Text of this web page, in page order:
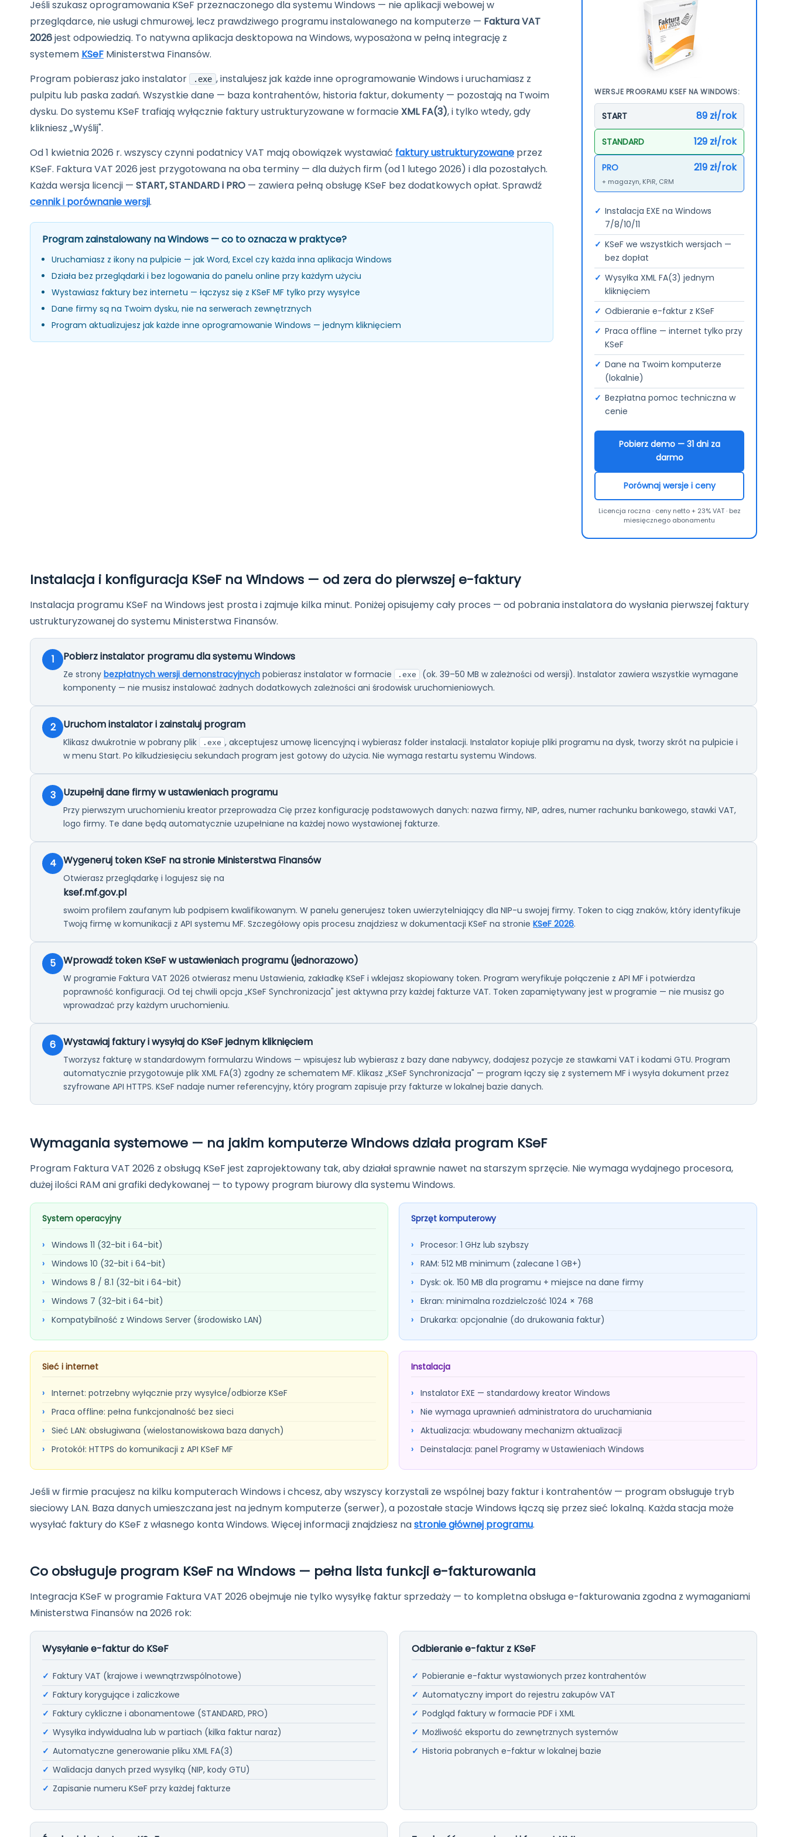
Polski English
Jeśli szukasz oprogramowania KSeF przeznaczonego dla systemu Windows — nie aplikacji webowej w
przeglądarce, nie usługi chmurowej, lecz prawdziwego programu instalowanego na komputerze — Faktura VAT
2026jest odpowiedzią. To natywna aplikacja desktopowa na Windows, wyposażona w pełną integrację z
systemem KSeF Ministerstwa Finansów.
Program pobierasz jako instalator
.exe , instalujesz jak każde inne oprogramowanie Windows i uruchamiasz z
pulpitu lub paska zadań. Wszystkie dane — baza kontrahentów, historia faktur, dokumenty — pozostają na Twoim
dysku. Do systemu KSeF trafiają wyłącznie faktury ustrukturyzowane w formacieXML FA(3), i tylko wtedy, gdy
klikniesz „Wyślij".
Od 1 kwietnia 2026 r. wszyscy czynni podatnicy VAT mają obowiązek wystawiać faktury ustrukturyzowane przez
KSeF. Faktura VAT 2026 jest przygotowana na oba terminy — dla dużych firm (od 1 lutego 2026) i dla pozostałych.
Każda wersja licencji — START, STANDARD i PRO — zawiera pełną obsługę KSeF bez dodatkowych opłat. Sprawdź
cennik i porównanie wersji.
Program zainstalowany na Windows — co to oznacza w praktyce?
Uruchamiasz z ikony na pulpicie — jak Word, Excel czy każda inna aplikacja Windows
Działa bez przeglądarki i bez logowania do panelu online przy każdym użyciu
Wystawiasz faktury bez internetu — łączysz się z KSeF MF tylko przy wysyłce
Dane firmy są na Twoim dysku, nie na serwerach zewnętrznych
Program aktualizujesz jak każde inne oprogramowanie Windows — jednym kliknięciem
WERSJE PROGRAMU KSEF NA WINDOWS:
START 89 zł/rok
STANDARD 129 zł/rok
PRO 219 zł/rok
+ magazyn, KPiR, CRM
Instalacja EXE na Windows
7/8/10/11
KSeF we wszystkich wersjach —
bez dopłat
Wysyłka XML FA(3) jednym
kliknięciem
Odbieranie e-faktur z KSeF
Praca offline — internet tylko przy
KSeF
Dane na Twoim komputerze
(lokalnie)
Bezpłatna pomoc techniczna w
cenie
Pobierz demo — 31 dni za
darmo
Porównaj wersje i ceny
Licencja roczna · ceny netto + 23% VAT · bez
miesięcznego abonamentu
Instalacja i konfiguracja KSeF na Windows — od zera do pierwszej e-faktury
Instalacja programu KSeF na Windows jest prosta i zajmuje kilka minut. Poniżej opisujemy cały proces — od pobrania instalatora do wysłania pierwszej faktury
ustrukturyzowanej do systemu Ministerstwa Finansów.
1 Pobierz instalator programu dla systemu Windows
Ze strony bezpłatnych wersji demonstracyjnych pobierasz instalator w formacie .exe
(ok. 39–50 MB w zależności od wersji). Instalator zawiera wszystkie wymagane
komponenty — nie musisz instalować żadnych dodatkowych zależności ani środowisk uruchomieniowych.
2 Uruchom instalator i zainstaluj program
Klikasz dwukrotnie w pobrany plik .exe , akceptujesz umowę licencyjną i wybierasz folder instalacji. Instalator kopiuje pliki programu na dysk, tworzy skrót na pulpicie i
w menu Start. Po kilkudziesięciu sekundach program jest gotowy do użycia. Nie wymaga restartu systemu Windows.
3 Uzupełnij dane firmy w ustawieniach programu
Przy pierwszym uruchomieniu kreator przeprowadza Cię przez konfigurację podstawowych danych: nazwa firmy, NIP, adres, numer rachunku bankowego, stawki VAT,
logo firmy. Te dane będą automatycznie uzupełniane na każdej nowo wystawionej fakturze.
4 Wygeneruj token KSeF na stronie Ministerstwa Finansów
Otwierasz przeglądarkę i logujesz się na
ksef.mf.gov.pl
swoim profilem zaufanym lub podpisem kwalifikowanym. W panelu generujesz token uwierzytelniający dla NIP-u swojej firmy. Token to ciąg znaków, który identyfikuje
Twoją firmę w komunikacji z API systemu MF. Szczegółowy opis procesu znajdziesz w dokumentacji KSeF na stronie KSeF 2026.
5 Wprowadź token KSeF w ustawieniach programu (jednorazowo)
W programie Faktura VAT 2026 otwierasz menu Ustawienia, zakładkę KSeF i wklejasz skopiowany token. Program weryfikuje połączenie z API MF i potwierdza
poprawność konfiguracji. Od tej chwili opcja „KSeF Synchronizacja" jest aktywna przy każdej fakturze VAT. Token zapamiętywany jest w programie — nie musisz go
wprowadzać przy każdym uruchomieniu.
6 Wystawiaj faktury i wysyłaj do KSeF jednym kliknięciem
Tworzysz fakturę w standardowym formularzu Windows — wpisujesz lub wybierasz z bazy dane nabywcy, dodajesz pozycje ze stawkami VAT i kodami GTU. Program
automatycznie przygotowuje plik XML FA(3) zgodny ze schematem MF. Klikasz „KSeF Synchronizacja" — program łączy się z systemem MF i wysyła dokument przez
szyfrowane API HTTPS. KSeF nadaje numer referencyjny, który program zapisuje przy fakturze w lokalnej bazie danych.
Wymagania systemowe — na jakim komputerze Windows działa program KSeF
Program Faktura VAT 2026 z obsługą KSeF jest zaprojektowany tak, aby działał sprawnie nawet na starszym sprzęcie. Nie wymaga wydajnego procesora,
dużej ilości RAM ani grafiki dedykowanej — to typowy program biurowy dla systemu Windows.
System operacyjny
Windows 11 (32-bit i 64-bit)
Windows 10 (32-bit i 64-bit)
Windows 8 / 8.1 (32-bit i 64-bit)
Windows 7 (32-bit i 64-bit)
Kompatybilność z Windows Server (środowisko LAN)
Sprzęt komputerowy
Procesor: 1 GHz lub szybszy
RAM: 512 MB minimum (zalecane 1 GB+)
Dysk: ok. 150 MB dla programu + miejsce na dane firmy
Ekran: minimalna rozdzielczość 1024 × 768
Drukarka: opcjonalnie (do drukowania faktur)
Sieć i internet
Internet: potrzebny wyłącznie przy wysyłce/odbiorze KSeF
Praca offline: pełna funkcjonalność bez sieci
Sieć LAN: obsługiwana (wielostanowiskowa baza danych)
Protokół: HTTPS do komunikacji z API KSeF MF
Instalacja
Instalator EXE — standardowy kreator Windows
Nie wymaga uprawnień administratora do uruchamiania
Aktualizacja: wbudowany mechanizm aktualizacji
Deinstalacja: panel Programy w Ustawieniach Windows
Jeśli w firmie pracujesz na kilku komputerach Windows i chcesz, aby wszyscy korzystali ze wspólnej bazy faktur i kontrahentów — program obsługuje tryb
sieciowy LAN. Baza danych umieszczana jest na jednym komputerze (serwer), a pozostałe stacje Windows łączą się przez sieć lokalną. Każda stacja może
wysyłać faktury do KSeF z własnego konta Windows. Więcej informacji znajdziesz nastronie głównej programu.
Co obsługuje program KSeF na Windows — pełna lista funkcji e-fakturowania
Integracja KSeF w programie Faktura VAT 2026 obejmuje nie tylko wysyłkę faktur sprzedaży — to kompletna obsługa e-fakturowania zgodna z wymaganiami
Ministerstwa Finansów na 2026 rok:
Wysyłanie e-faktur do KSeF
Faktury VAT (krajowe i wewnątrzwspólnotowe)
Faktury korygujące i zaliczkowe
Faktury cykliczne i abonamentowe (STANDARD, PRO)
Wysyłka indywidualna lub w partiach (kilka faktur naraz)
Automatyczne generowanie pliku XML FA(3)
Walidacja danych przed wysyłką (NIP, kody GTU)
Zapisanie numeru KSeF przy każdej fakturze
Odbieranie e-faktur z KSeF
Pobieranie e-faktur wystawionych przez kontrahentów
Automatyczny import do rejestru zakupów VAT
Podgląd faktury w formacie PDF i XML
Możliwość eksportu do zewnętrznych systemów
Historia pobranych e-faktur w lokalnej bazie